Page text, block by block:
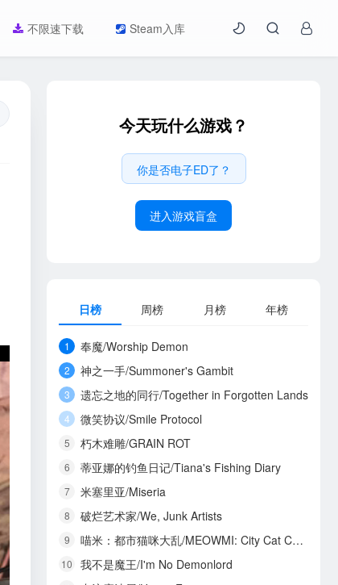
不限速下载 Steam入库
今天玩什么游戏？
你是否电子ED了？
进入游戏盲盒
日榜 周榜 月榜 年榜
1 奉魔/Worship Demon
2 神之一手/Summoner's Gambit
3 遗忘之地的同行/Together in Forgotten Lands
4 微笑协议/Smile Protocol
5 朽木难雕/GRAIN ROT
6 蒂亚娜的钓鱼日记/Tiana's Fishing Diary
7 米塞里亚/Miseria
8 破烂艺术家/We, Junk Artists
9 喵米：都市猫咪大乱/MEOWMI: City Cat Chaos
10 我不是魔王/I'm No Demonlord